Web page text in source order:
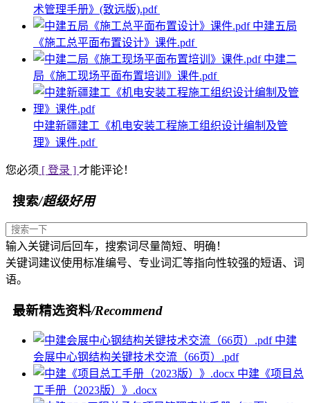
术管理手册》(致远版).pdf
中建五局
《施工总平面布置设计》课件.pdf
中建二
局《施工现场平面布置培训》课件.pdf
中建新疆建工《机电安装工程施工组织设计编制及管
理》课件.pdf
您必须 [ 登录 ] 才能评论！
搜索/超级好用
输入关键词后回车，搜索词尽量简短、明确！
关键词建议使用标准编号、专业词汇等指向性较强的短语、词
语。
最新精选资料/Recommend
中建
会展中心钢结构关键技术交流（66页）.pdf
中建《项目总
工手册（2023版）》.docx